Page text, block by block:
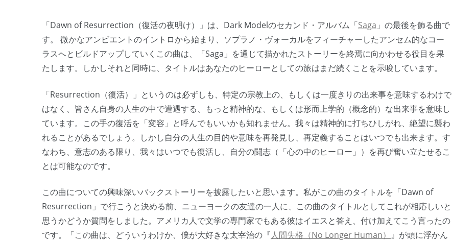
「Dawn of Resurrection（復活の夜明け）」は、Dark Modelのセカンド・アルバム「Saga 」の最後を飾る曲で
す。 微かなアンビエントのイントロから始まり、ソプラノ・ヴォーカルをフィーチャーしたアンセム的なコー
ラスへとビルドアップしていくこの曲は、「Saga」を通じて描かれたストーリーを終焉に向かわせる役目を果
たします。しかしそれと同時に、タイトルはあなたのヒーローとしての旅はまだ続くことを示唆しています。
「Resurrection（復活）」というのは必ずしも、特定の宗教上の、もしくは一度きりの出来事を意味するわけで
はなく、皆さん自身の人生の中で遭遇する、もっと精神的な、もしくは形而上学的（概念的）な出来事を意味し
ています。この手の復活を「変容」と呼んでもいいかも知れません。我々は精神的に打ちひしがれ、絶望に襲わ
れることがあるでしょう。しかし自分の人生の目的や意味を再発見し、再定義することはいつでも出来ます。す
なわち、意志のある限り、我々はいつでも復活し、自分の闘志（「心の中のヒーロー」）を再び奮い立たせるこ
とは可能なのです。
この曲についての興味深いバックストーリーを披露したいと思います。私がこの曲のタイトルを「Dawn of
Resurrection」で行こうと決める前、ニューヨークの友達の一人に、この曲のタイトルとしてこれが相応しいと
思うかどうか質問をしました。アメリカ人で文学の専門家でもある彼はイエスと答え、付け加えてこう言ったの
です。「この曲は、どういうわけか、僕が大好きな太宰治の『人間失格（No Longer Human） 』が頭に浮かん